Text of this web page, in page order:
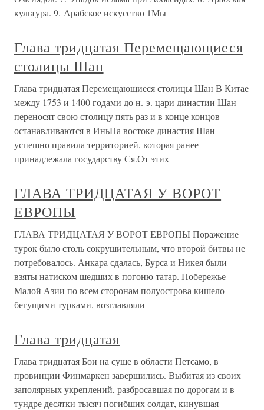
культура. 9. Арабское искусство 1Мы
Глава тридцатая Перемещающиеся
столицы Шан
Глава тридцатая Перемещающиеся столицы Шан В Китае
между 1753 и 1400 годами до н. э. цари династии Шан
переносят свою столицу пять раз и в конце концов
останавливаются в ИньНа востоке династия Шан
успешно правила территорией, которая ранее
принадлежала государству Ся.От этих
ГЛАВА ТРИДЦАТАЯ У ВОРОТ
ЕВРОПЫ
ГЛАВА ТРИДЦАТАЯ У ВОРОТ ЕВРОПЫ Поражение
турок было столь сокрушительным, что второй битвы не
потребовалось. Анкара сдалась, Бурса и Никея были
взяты натиском шедших в погоню татар. Побережье
Малой Азии по всем сторонам полуострова кишело
бегущими турками, возглавляли
Глава тридцатая
Глава тридцатая Бои на суше в области Петсамо, в
провинции Финмаркен завершились. Выбитая из своих
заполярных укреплений, разбросавшая по дорогам и в
тундре десятки тысяч погибших солдат, кинувшая